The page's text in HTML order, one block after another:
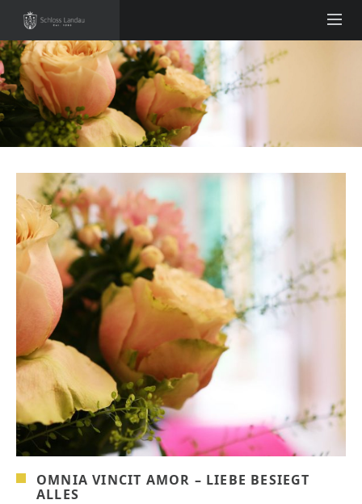
OMNIA VINCIT AMOR – LIEBE BESIEGT
ALLES